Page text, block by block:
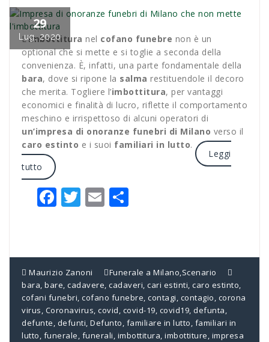
29
Lug, 2020
L’imbottitura nel cofano funebre non è un
optional che si mette e si toglie a seconda della
convenienza. È, infatti, una parte fondamentale della
bara, dove si ripone la salma restituendole il decoro
che merita. Togliere l’imbottitura, per vantaggi
economici e finalità di lucro, riflette il comportamento
meschino e irrispettoso di alcuni operatori di
un’impresa di onoranze funebri di Milano verso il
caro estinto e i suoi familiari in lutto.
Leggi
tutto
Facebook
Twitter
Email
Maurizio Zanoni Funerale a Milano,Scenario
bara, bare, cadavere, cadaveri, cari estinti, caro estinto,
cofani funebri, cofano funebre, contagi, contagio, corona
virus, Coronavirus, covid, covid-19, covid19, defunta,
defunte, defunti, Defunto, familiare in lutto, familiari in
lutto, funerale, funerali, imbottitura, imbottiture, impresa